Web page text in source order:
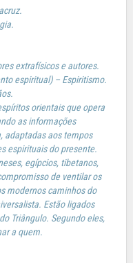
extrafísicos e autores.
espiritual) – Espiritismo.
orientais que opera
as informações
adaptadas aos tempos
espirituais do presente.
egípcios, tibetanos,
de ventilar os
modernos caminhos do
Estão ligados
Triângulo. Segundo eles,
a quem.